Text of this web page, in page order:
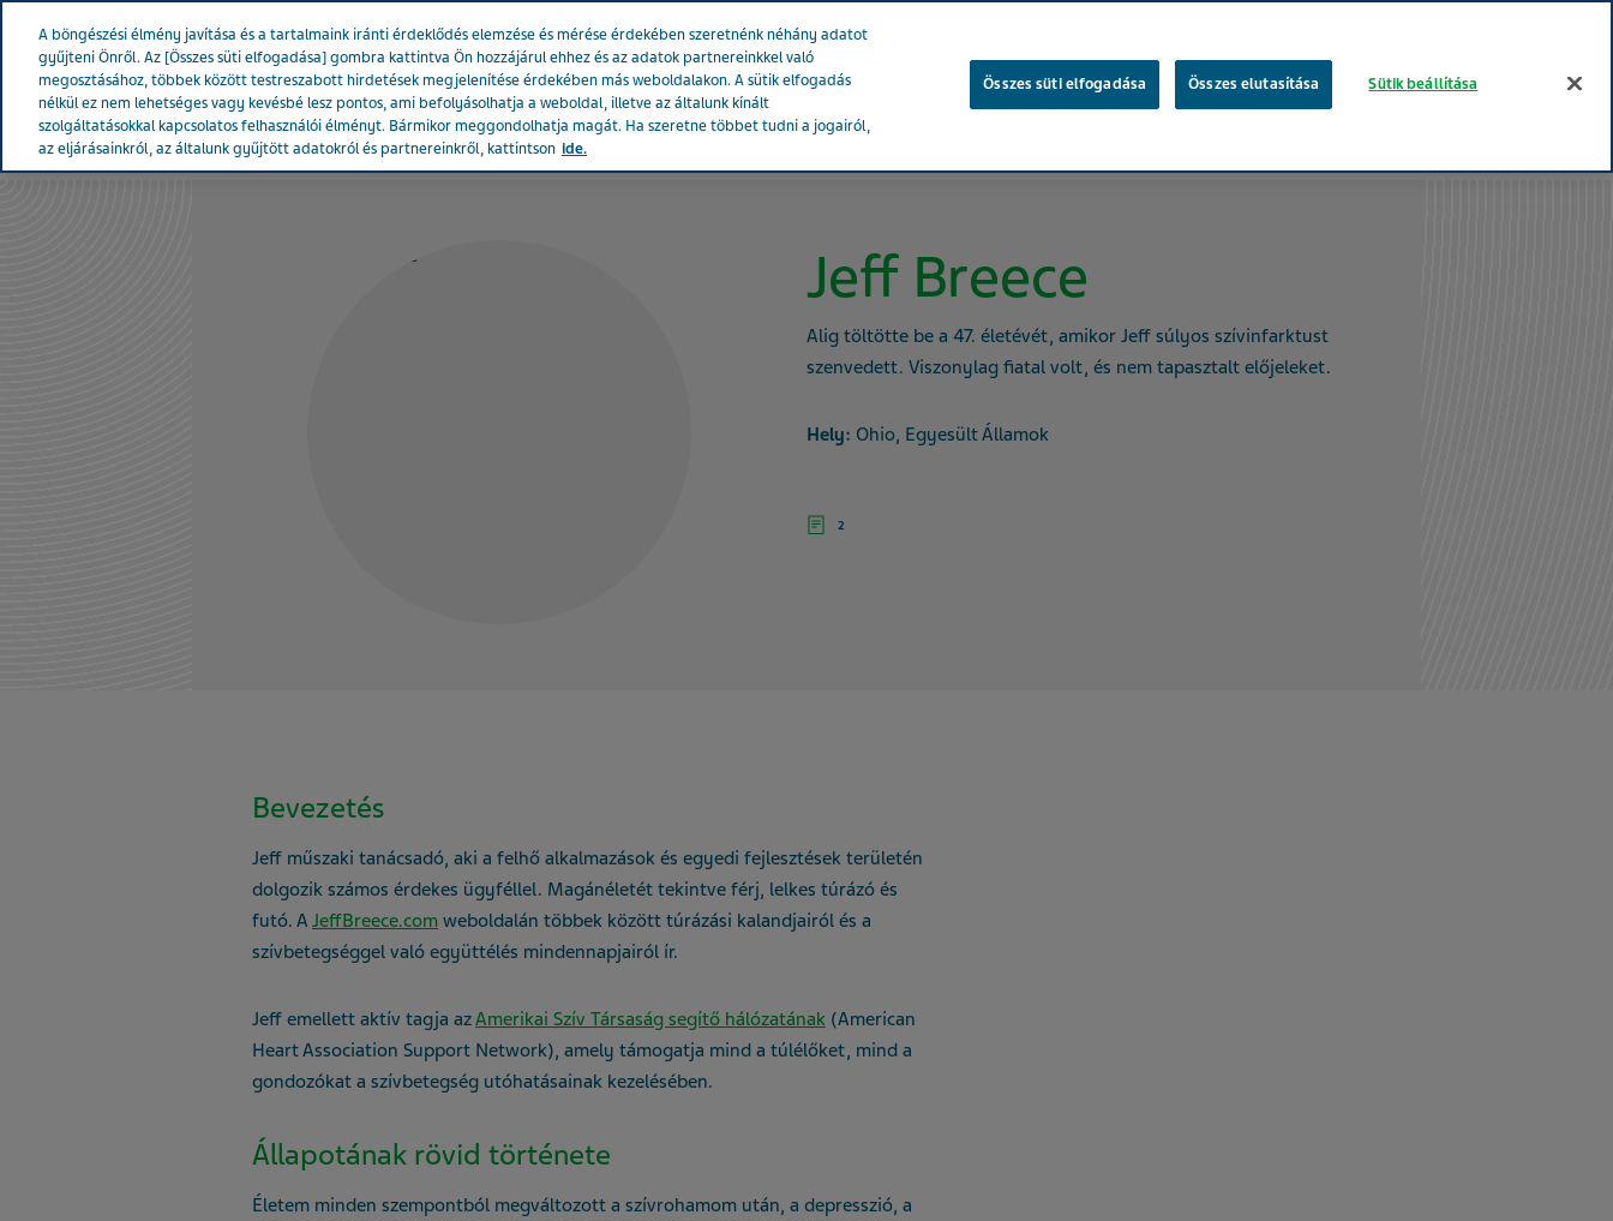
Teva Worldwide
A Teváról Hírek & Média Termékeink
MAGYARORSZÁG
Jeff Breece
Alig töltötte be a 47. életévét, amikor Jeff súlyos szívinfarktust
szenvedett. Viszonylag fiatal volt, és nem tapasztalt előjeleket.
Hely: Ohio, Egyesült Államok
2
Bevezetés
Jeff műszaki tanácsadó, aki a felhő alkalmazások és egyedi fejlesztések területén
dolgozik számos érdekes ügyféllel. Magánéletét tekintve férj, lelkes túrázó és
futó. A JeffBreece.com weboldalán többek között túrázási kalandjairól és a
szívbetegséggel való együttélés mindennapjairól ír.
Jeff emellett aktív tagja azAmerikai Szív Társaság segítő hálózatának (American
Heart Association Support Network), amely támogatja mind a túlélőket, mind a
gondozókat a szívbetegség utóhatásainak kezelésében.
Állapotának rövid története
Életem minden szempontból megváltozott a szívrohamom után, a depresszió, a
A böngészési élmény javítása és a tartalmaink iránti érdeklődés elemzése és mérése érdekében szeretnénk néhány adatot
gyűjteni Önről. Az [Összes süti elfogadása] gombra kattintva Ön hozzájárul ehhez és az adatok partnereinkkel való
megosztásához, többek között testreszabott hirdetések megjelenítése érdekében más weboldalakon. A sütik elfogadás
nélkül ez nem lehetséges vagy kevésbé lesz pontos, ami befolyásolhatja a weboldal, illetve az általunk kínált
szolgáltatásokkal kapcsolatos felhasználói élményt. Bármikor meggondolhatja magát. Ha szeretne többet tudni a jogairól,
az eljárásainkról, az általunk gyűjtött adatokról és partnereinkről, kattintson ide.
Összes süti elfogadása Összes elutasítása Sütik beállítása